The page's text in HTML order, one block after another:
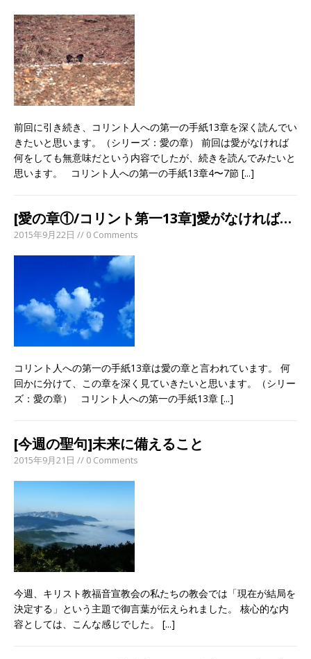
前回に引き続き、コリント人への第一の手紙13章を深く読んでい
きたいと思います。（シリーズ：愛の章） 前回は愛がなければ
何をしても無意味だという内容でしたが、続きを読んでみたいと
思います。 コリント人への第一の手紙13章4〜7節 [...]
[愛の章①/コリント第一13章]愛がなければ…
2015年9月22日 // 0 Comments
コリント人への第一の手紙13章は愛の章と言われています。 何
回かに分けて、この章を深く見ていきたいと思います。（シリー
ズ：愛の章） コリント人への第一の手紙13章 [...]
[今週の聖句]未来に備えること
2015年9月21日 // 0 Comments
今週、キリスト教福音宣教会の私たちの教会では「現在が結局を
決定する」という主題で御言葉が伝えられました。 核心的な内
容としては、こんな感じでした。 [...]